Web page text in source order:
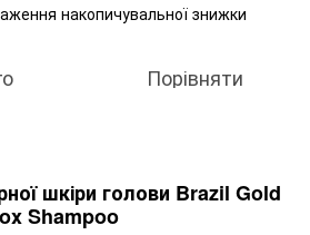
накопичувальної знижки
Порівняти
шкіри голови Brazil Gold
Shampoo